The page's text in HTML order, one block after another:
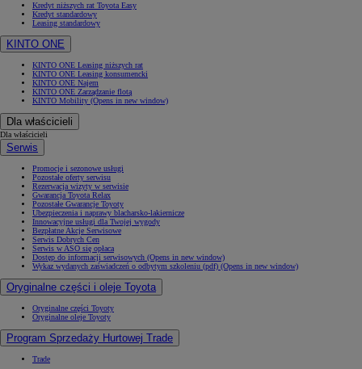
Kredyt niższych rat Toyota Easy
Kredyt standardowy
Leasing standardowy
KINTO ONE
KINTO ONE Leasing niższych rat
KINTO ONE Leasing konsumencki
KINTO ONE Najem
KINTO ONE Zarządzanie flotą
KINTO Mobility (Opens in new window)
Dla właścicieli
Dla właścicieli
Serwis
Promocje i sezonowe usługi
Pozostałe oferty serwisu
Rezerwacja wizyty w serwisie
Gwarancja Toyota Relax
Pozostałe Gwarancje Toyoty
Ubezpieczenia i naprawy blacharsko-lakiernicze
Innowacyjne usługi dla Twojej wygody
Bezpłatne Akcje Serwisowe
Serwis Dobrych Cen
Serwis w ASO się opłaca
Dostęp do informacji serwisowych (Opens in new window)
Wykaz wydanych zaświadczeń o odbytym szkoleniu (pdf) (Opens in new window)
Oryginalne części i oleje Toyota
Oryginalne części Toyoty
Oryginalne oleje Toyoty
Program Sprzedaży Hurtowej Trade
Trade